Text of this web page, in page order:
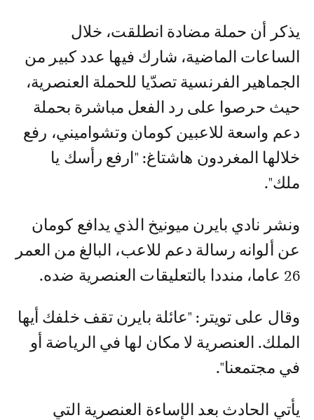
يذكر أن حملة مضادة انطلقت، خلال
الساعات الماضية، شارك فيها عدد كبير من
الجماهير الفرنسية تصدّيا للحملة العنصرية،
حيث حرصوا على رد الفعل مباشرة بحملة
دعم واسعة للاعبين كومان وتشواميني، رفع
خلالها المغردون هاشتاغ: "ارفع رأسك يا
ملك".
ونشر نادي بايرن ميونيخ الذي يدافع كومان
عن ألوانه رسالة دعم للاعب، البالغ من العمر
26 عاما، منددا بالتعليقات العنصرية ضده.
وقال على تويتر: "عائلة بايرن تقف خلفك أيها
الملك. العنصرية لا مكان لها في الرياضة أو
في مجتمعنا".
يأتي الحادث بعد الإساءة العنصرية التي